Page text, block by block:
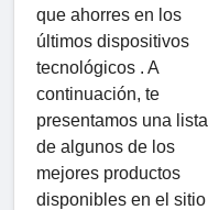
que ahorres en los
últimos dispositivos
tecnológicos . A
continuación, te
presentamos una lista
de algunos de los
mejores productos
disponibles en el sitio